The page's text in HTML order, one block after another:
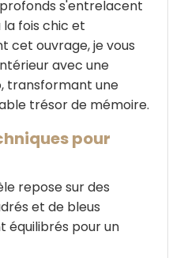
s'entrelacent
fois chic et
cet ouvrage, je vous
avec une
transformant une
trésor de mémoire.
pour
repose sur des
et de bleus
équilibrés pour un